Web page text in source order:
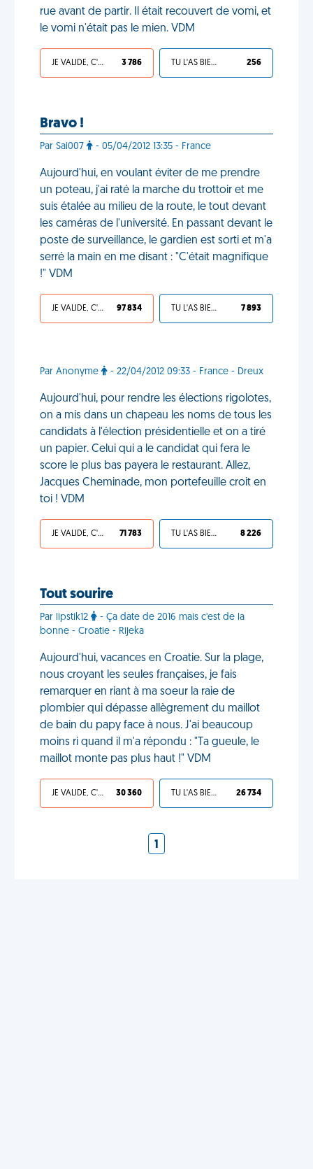
rue avant de partir. Il était recouvert de vomi, et
le vomi n'était pas le mien. VDM
JE VALIDE, C'EST UNE VDM 3 786 TU L'AS BIEN MÉRITÉ 256
Bravo !
Par Sai007 - 05/04/2012 13:35 - France
Aujourd'hui, en voulant éviter de me prendre
un poteau, j'ai raté la marche du trottoir et me
suis étalée au milieu de la route, le tout devant
les caméras de l'université. En passant devant le
poste de surveillance, le gardien est sorti et m'a
serré la main en me disant : "C'était magnifique
!" VDM
JE VALIDE, C'EST UNE VDM 97 834 TU L'AS BIEN MÉRITÉ 7 893
Par Anonyme - 22/04/2012 09:33 - France - Dreux
Aujourd'hui, pour rendre les élections rigolotes,
on a mis dans un chapeau les noms de tous les
candidats à l'élection présidentielle et on a tiré
un papier. Celui qui a le candidat qui fera le
score le plus bas payera le restaurant. Allez,
Jacques Cheminade, mon portefeuille croit en
toi ! VDM
JE VALIDE, C'EST UNE VDM 71 783 TU L'AS BIEN MÉRITÉ 8 226
Tout sourire
Par lipstik12
- Ça date de 2016 mais c'est de la
bonne - Croatie - Rijeka
Aujourd'hui, vacances en Croatie. Sur la plage,
nous croyant les seules françaises, je fais
remarquer en riant à ma soeur la raie de
plombier qui dépasse allègrement du maillot
de bain du papy face à nous. J'ai beaucoup
moins ri quand il m'a répondu : "Ta gueule, le
maillot monte pas plus haut !" VDM
JE VALIDE, C'EST UNE VDM 30 360 TU L'AS BIEN MÉRITÉ 26 734
1